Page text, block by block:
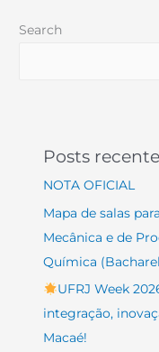
Search
Posts
NOTA OFICIAL
Mapa de salas
Mecânica e de
Química
UFRJ Week
integração,
Macaé!